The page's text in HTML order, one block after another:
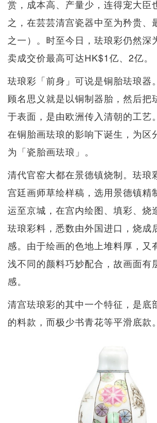
赏，成本高、产量少，连得宠大臣
之，在芸芸清宫瓷器中至为矜贵、
之一）。时至今日，珐琅彩仍然深
卖成交价最高可达HK$1亿、2亿。
珐琅彩「前身」可说是铜胎珐琅器
顾名思义就是以铜制器胎，然后把
于表面，是由欧洲传入清朝的工艺
在铜胎画珐琅的影响下诞生，为区
为「瓷胎画珐琅」。
清代官窑大都在景德镇烧制。珐琅
宫廷画师草绘样稿，选用景德镇精
运至京城，在宫内绘图、填彩、烧
珐琅彩料，悉数由外国进口，烧成
感。由于绘画的色地上堆料厚，又
浅不同的颜料巧妙配合，故画面有
感。
清宫珐琅彩的其中一个特征，是底
的料款，而极少书青花等平滑底款。